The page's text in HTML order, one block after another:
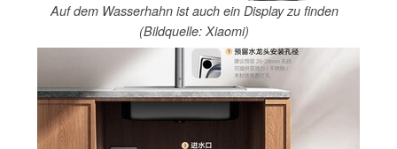
Auf dem Wasserhahn ist auch ein Display zu finden
(Bildquelle: Xiaomi)